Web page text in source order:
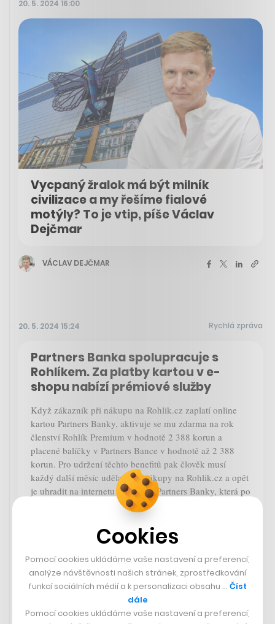
20. 5. 2024 16:00
Vycpaný žralok má být milník
civilizace a my řešíme fialové
motýly? To je vtip, píše Václav
Dejčmar
VÁCLAV DEJČMAR
20. 5. 2024 15:24 Rychlá zpráva
Partners Banka spolupracuje s
Rohlíkem. Za platby kartou v e-
shopu nabízí prémiové služby
Když zákazník při nákupu na Rohlik.cz zaplatí online
kartou Partners Banky, aktivuje se mu zdarma na rok
členství Rohlík Premium v hodnotě 2 388 korun a
placené balíčky v Partners Bance v hodnotě až 2 388
korun. Pro udržení těchto benefitů pak člověk musí
každý další měsíc udělat dva nákupy na Rohlik.cz a opět
je uhradit na internetu kartou od Partners Banky, která po
dvou měsících od oficiálního spuštění hlásí 43 tisíc
20. 5. 2024 14:42
Cookies
Pomocí cookies ukládáme vaše nastavení a preferencí,
analýze návštěvnosti našich stránek, zprostředkování
funkcí sociálních médií a k personalizaci obsahu … Číst
dále
Pomocí cookies ukládáme vaše nastavení a preferencí,